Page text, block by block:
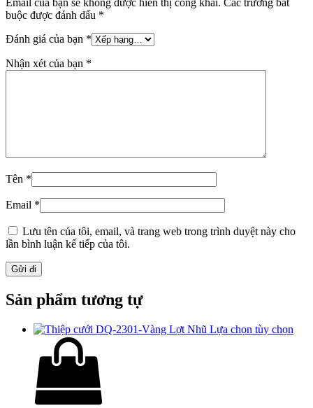
Email của bạn sẽ không được hiển thị công khai. Các trường bắt
buộc được đánh dấu *
Đánh giá của bạn *
Nhận xét của bạn *
Tên *
Email *
Lưu tên của tôi, email, và trang web trong trình duyệt này cho
lần bình luận kế tiếp của tôi.
Sản phẩm tương tự
Lựa chọn tùy chọn